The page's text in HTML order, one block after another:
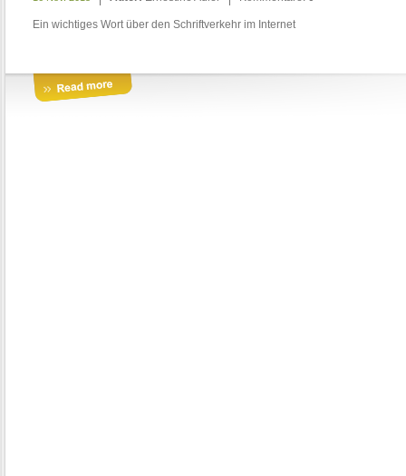
Ein wichtiges Wort über den Schriftverkehr im Internet